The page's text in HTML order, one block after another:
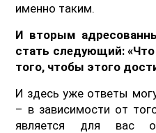
именно таким.
И вторым
стать следующий:
того, чтобы этого
И здесь уже ответы
– в зависимости от
является для вас